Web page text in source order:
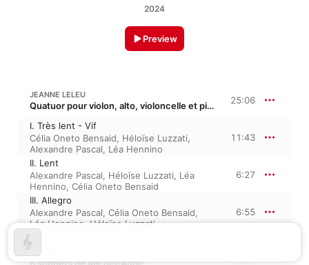
2024
Preview
JEANNE LELEU
Quatuor pour violon, alto, violoncelle et piano 25:06
I. Très lent - Vif
Célia Oneto Bensaid, Héloïse Luzzati,
Alexandre Pascal, Léa Hennino
11:43
II. Lent
Alexandre Pascal, Héloïse Luzzati, Léa
Hennino, Célia Oneto Bensaid
6:27
III. Allegro
Alexandre Pascal, Célia Oneto Bensaid,
Léa Hennino,Héloïse Luzzati
6:55
JEANNE LELEU